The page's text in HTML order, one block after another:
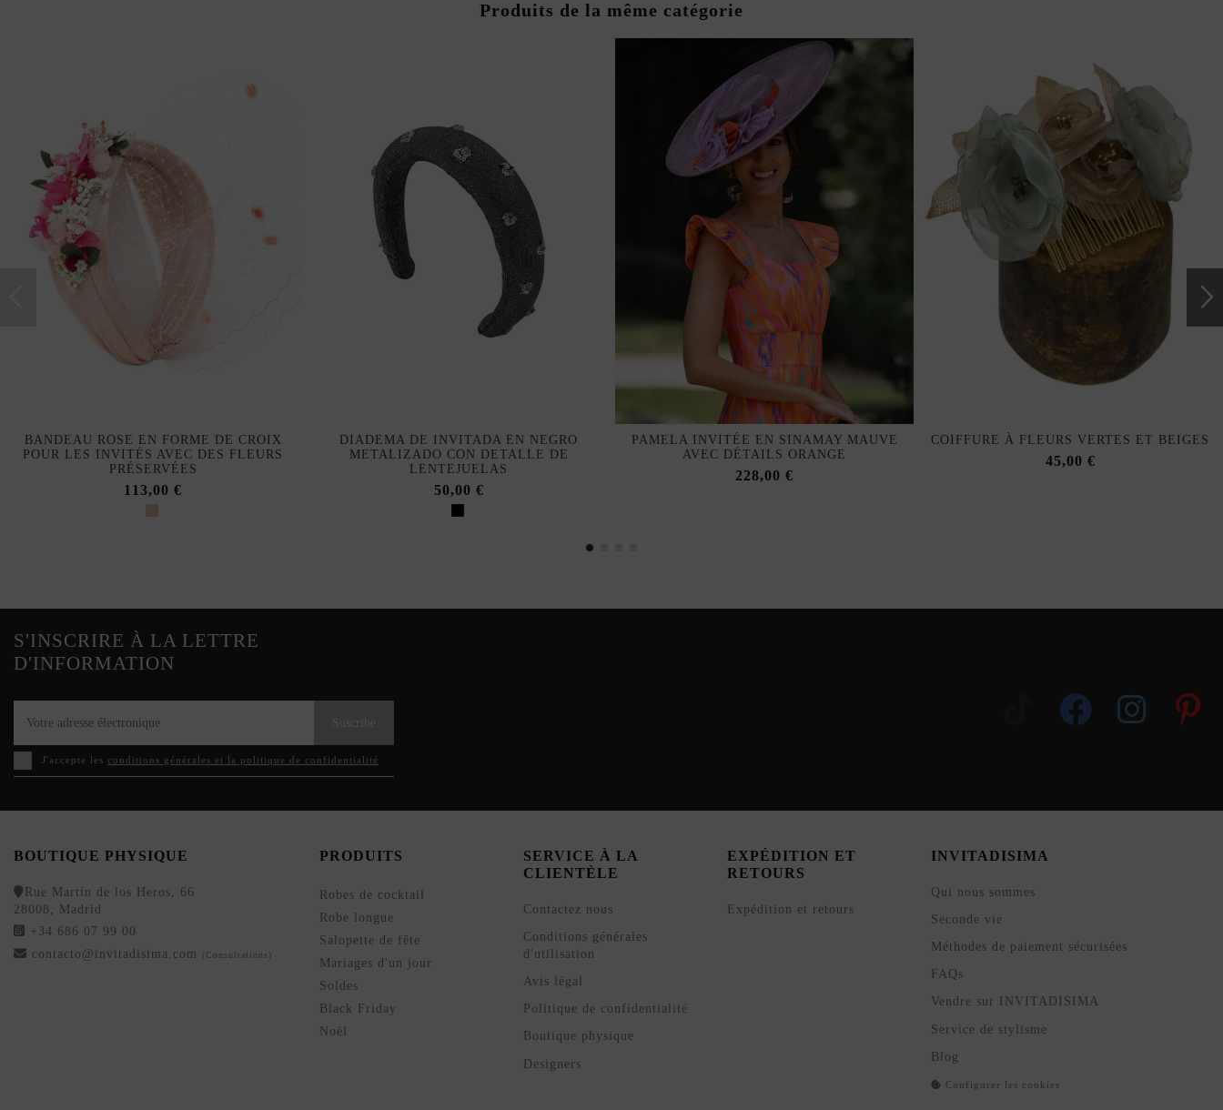
Produits de la même catégorie
BANDEAU ROSE EN FORME DE CROIX
POUR LES INVITÉS AVEC DES FLEURS
PRÉSERVÉES
113,00 €
DIADEMA DE INVITADA EN NEGRO
METALIZADO CON DETALLE DE
LENTEJUELAS
50,00 €
PAMELA INVITÉE EN SINAMAY MAUVE
AVEC DÉTAILS ORANGE
228,00 €
COIFFURE À FLEURS VERTES ET BEIGES
45,00 €
S'INSCRIRE À LA LETTRE
D'INFORMATION
J'accepte les conditions générales et la politique de confidentialité
BOUTIQUE PHYSIQUE
Rue Martín de los Heros, 66
28008, Madrid
+34 686 07 99 00
contacto@invitadisima.com
(Consultations)
PRODUITS
Robes de cocktail
Robe longue
Salopette de fête
Mariages d'un jour
Soldes
Black Friday
Noël
SERVICE À LA
CLIENTÈLE
Contactez nous
Conditions générales
d'utilisation
Avis légal
Politique de confidentialité
Boutique physique
Designers
EXPÉDITION ET
RETOURS
Expédition et retours
INVITADISIMA
Qui nous sommes
Seconde vie
Méthodes de paiement sécurisées
FAQs
Vendre sur INVITADISIMA
Service de stylisme
Blog
Configurer les cookies